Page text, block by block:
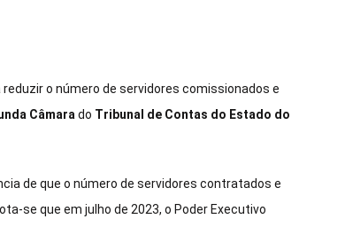
reduzir o número de servidores comissionados e
Câmarado Tribunal de Contas do Estado do
de que o número de servidores contratados e
se que em julho de 2023, o Poder Executivo